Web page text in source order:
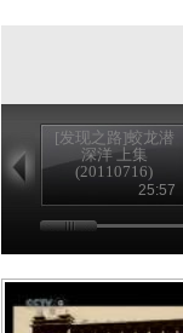
[发现之路]蛟龙潜
深洋 上集
(20110716)
25:57